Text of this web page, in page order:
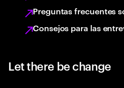
Preguntas frecuentes
Consejos para las
Let there be change